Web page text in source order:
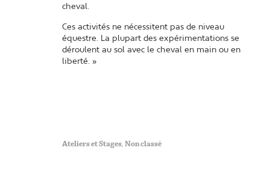
cheval.
Ces activités ne nécessitent pas de niveau
équestre. La plupart des expérimentations se
déroulent au sol avec le cheval en main ou en
liberté. »
Publié
Ateliers et Stages,Non classé